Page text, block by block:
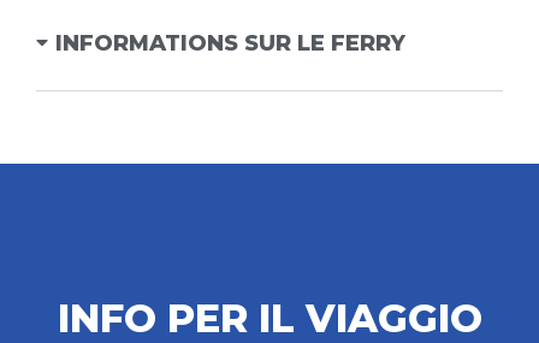
INFORMATIONS SUR LE FERRY
INFO PER IL VIAGGIO